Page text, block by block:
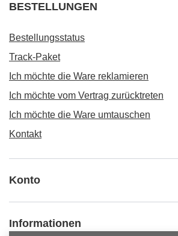
BESTELLUNGEN
Bestellungsstatus
Track-Paket
Ich möchte die Ware reklamieren
Ich möchte vom Vertrag zurücktreten
Ich möchte die Ware umtauschen
Kontakt
Konto
Informationen